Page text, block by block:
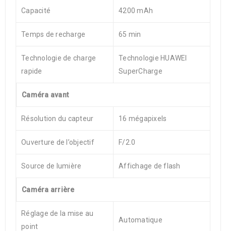
Capacité 4200 mAh
Temps de recharge 65 min
Technologie de charge
rapide
Technologie HUAWEI
SuperCharge
Caméra avant
Résolution du capteur 16 mégapixels
Ouverture de l’objectif F/2.0
Source de lumière Affichage de flash
Caméra arrière
Réglage de la mise au
point
Automatique